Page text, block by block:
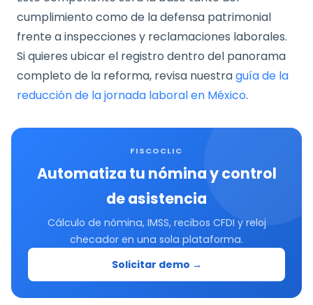
cumplimiento como de la defensa patrimonial
frente a inspecciones y reclamaciones laborales.
Si quieres ubicar el registro dentro del panorama
completo de la reforma, revisa nuestraguía de la
reducción de la jornada laboral en México.
FISCOCLIC
Automatiza tu nómina y control
de asistencia
Cálculo de nómina, IMSS, recibos CFDI y reloj
checador en una sola plataforma.
Solicitar demo →